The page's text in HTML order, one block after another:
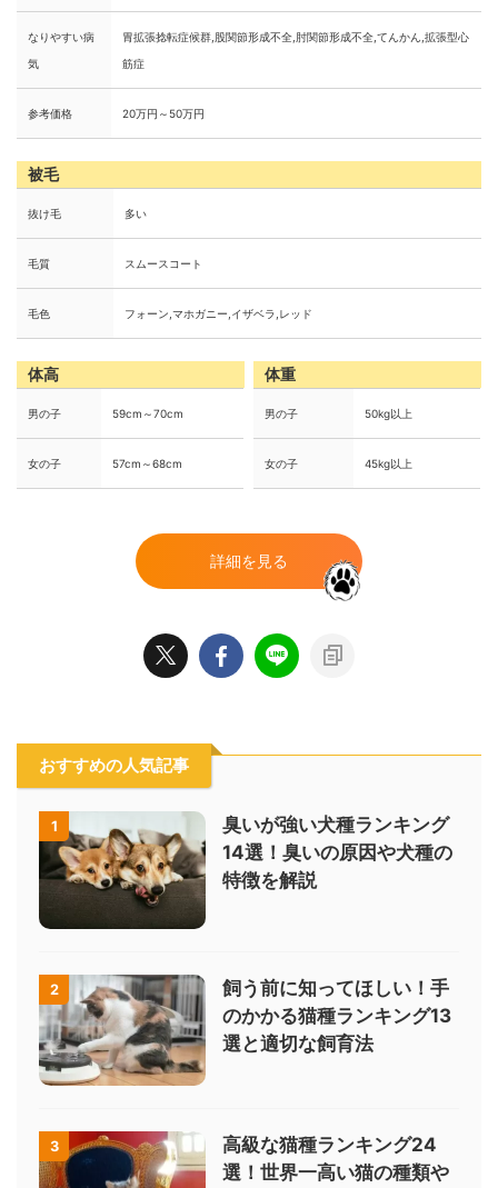
なりやすい病
気
胃拡張捻転症候群,股関節形成不全,肘関節形成不全,てんかん,拡張型心
筋症
参考価格 20万円～50万円
被毛
抜け毛 多い
毛質 スムースコート
毛色 フォーン,マホガニー,イザベラ,レッド
体高
男の子 59cm～70cm
女の子 57cm～68cm
体重
男の子 50kg以上
女の子 45kg以上
詳細を見る
おすすめの人気記事
1
臭いが強い犬種ランキング
14選！臭いの原因や犬種の
特徴を解説
2
飼う前に知ってほしい！手
のかかる猫種ランキング13
選と適切な飼育法
3
高級な猫種ランキング24
選！世界一高い猫の種類や